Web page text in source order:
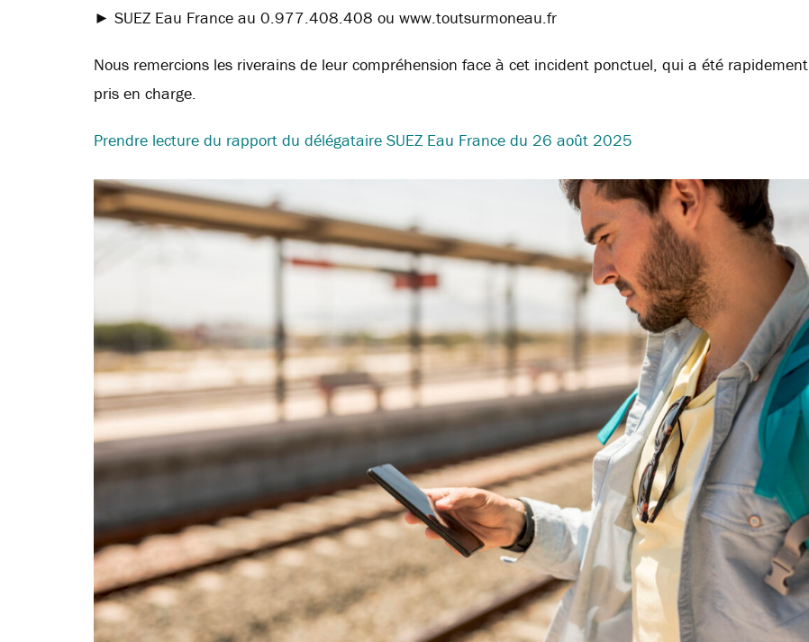
► SUEZ Eau France au 0.977.408.408 ou www.toutsurmoneau.fr
Nous remercions les riverains de leur compréhension face à cet incident ponctuel, qui a été rapidement
pris en charge.
Prendre lecture du rapport du délégataire SUEZ Eau France du 26 août 2025